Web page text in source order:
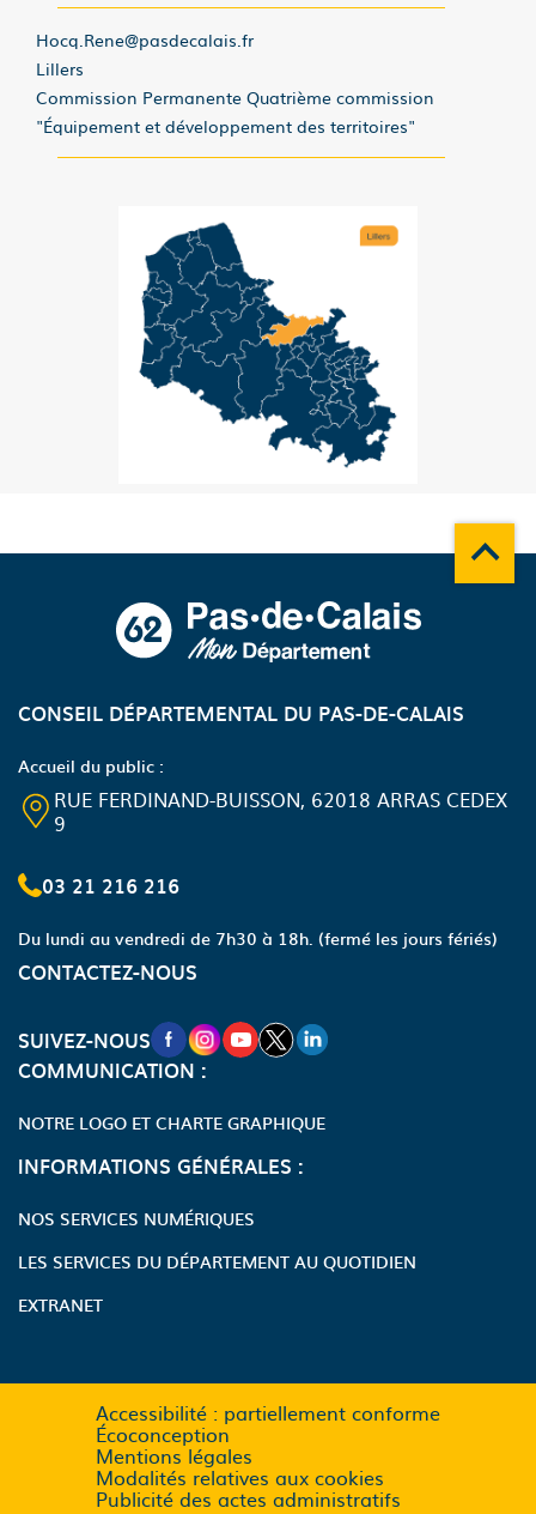
Hocq.Rene@pasdecalais.fr
Lillers
Commission Permanente Quatrième commission
"Équipement et développement des territoires"
CONSEIL DÉPARTEMENTAL DU PAS-DE-CALAIS
Accueil du public :
RUE FERDINAND-BUISSON, 62018 ARRAS CEDEX
9
03 21 216 216
Du lundi au vendredi de 7h30 à 18h. (fermé les jours fériés)
CONTACTEZ-NOUS
SUIVEZ-NOUSNOUVELLE FENÊTRE VERS LA PAGE
NOUVELLE FENÊTRE VERS LA
NOUVELLE FENÊTRE VERS LA
NOUVELLE FENÊTRE VERS
NOUVELLE FENÊTRE
COMMUNICATION :
NOTRE LOGO ET CHARTE GRAPHIQUE
INFORMATIONS GÉNÉRALES :
NOS SERVICES NUMÉRIQUES
LES SERVICES DU DÉPARTEMENT AU QUOTIDIEN
EXTRANET
Accessibilité : partiellement conforme
Écoconception
Mentions légales
Modalités relatives aux cookies
Publicité des actes administratifs